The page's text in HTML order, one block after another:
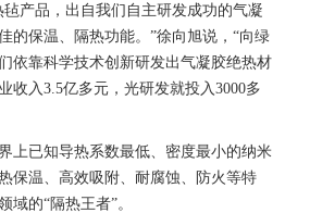
产品，出自我们自主研发成功的气凝
的保温、隔热功能。”徐向旭说，“向绿
依靠科学技术创新研发出气凝胶绝热材
收入3.5亿多元，光研发就投入3000多
已知导热系数最低、密度最小的纳米
保温、高效吸附、耐腐蚀、防火等特
域的“隔热王者”。